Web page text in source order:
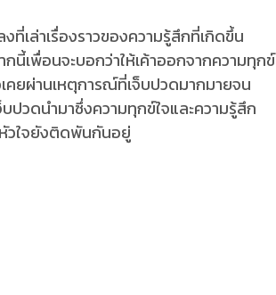
ที่เล่าเรื่องราวของความรู้สึกที่เกิดขึ้น
นี้เพื่อนจะบอกว่าให้เค้าออกจากความทุกข์
คยผ่านเหตุการณ์ที่เจ็บปวดมากมายจน
ปวดนำมาซึ่งความทุกข์ใจและความรู้สึก
หัวใจยังติดพันกันอยู่